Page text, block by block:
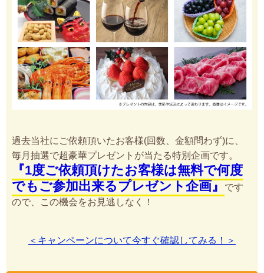
過去当社にご依頼頂いたお客様(回数、金額問わず)に、
毎月抽選で超豪華プレゼントが当たる特別企画です。
『1度ご依頼頂けたお客様は無料で何度
でもご参加出来るプレゼント企画』
です
ので、この機会をお見逃しなく！
＜キャンペーンについて今すぐ確認してみる！＞